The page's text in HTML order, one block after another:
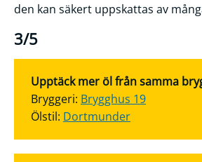
den kan säkert uppskattas av
3/5
Upptäck mer öl från samma
Bryggeri: Brygghus 19
Ölstil: Dortmunder